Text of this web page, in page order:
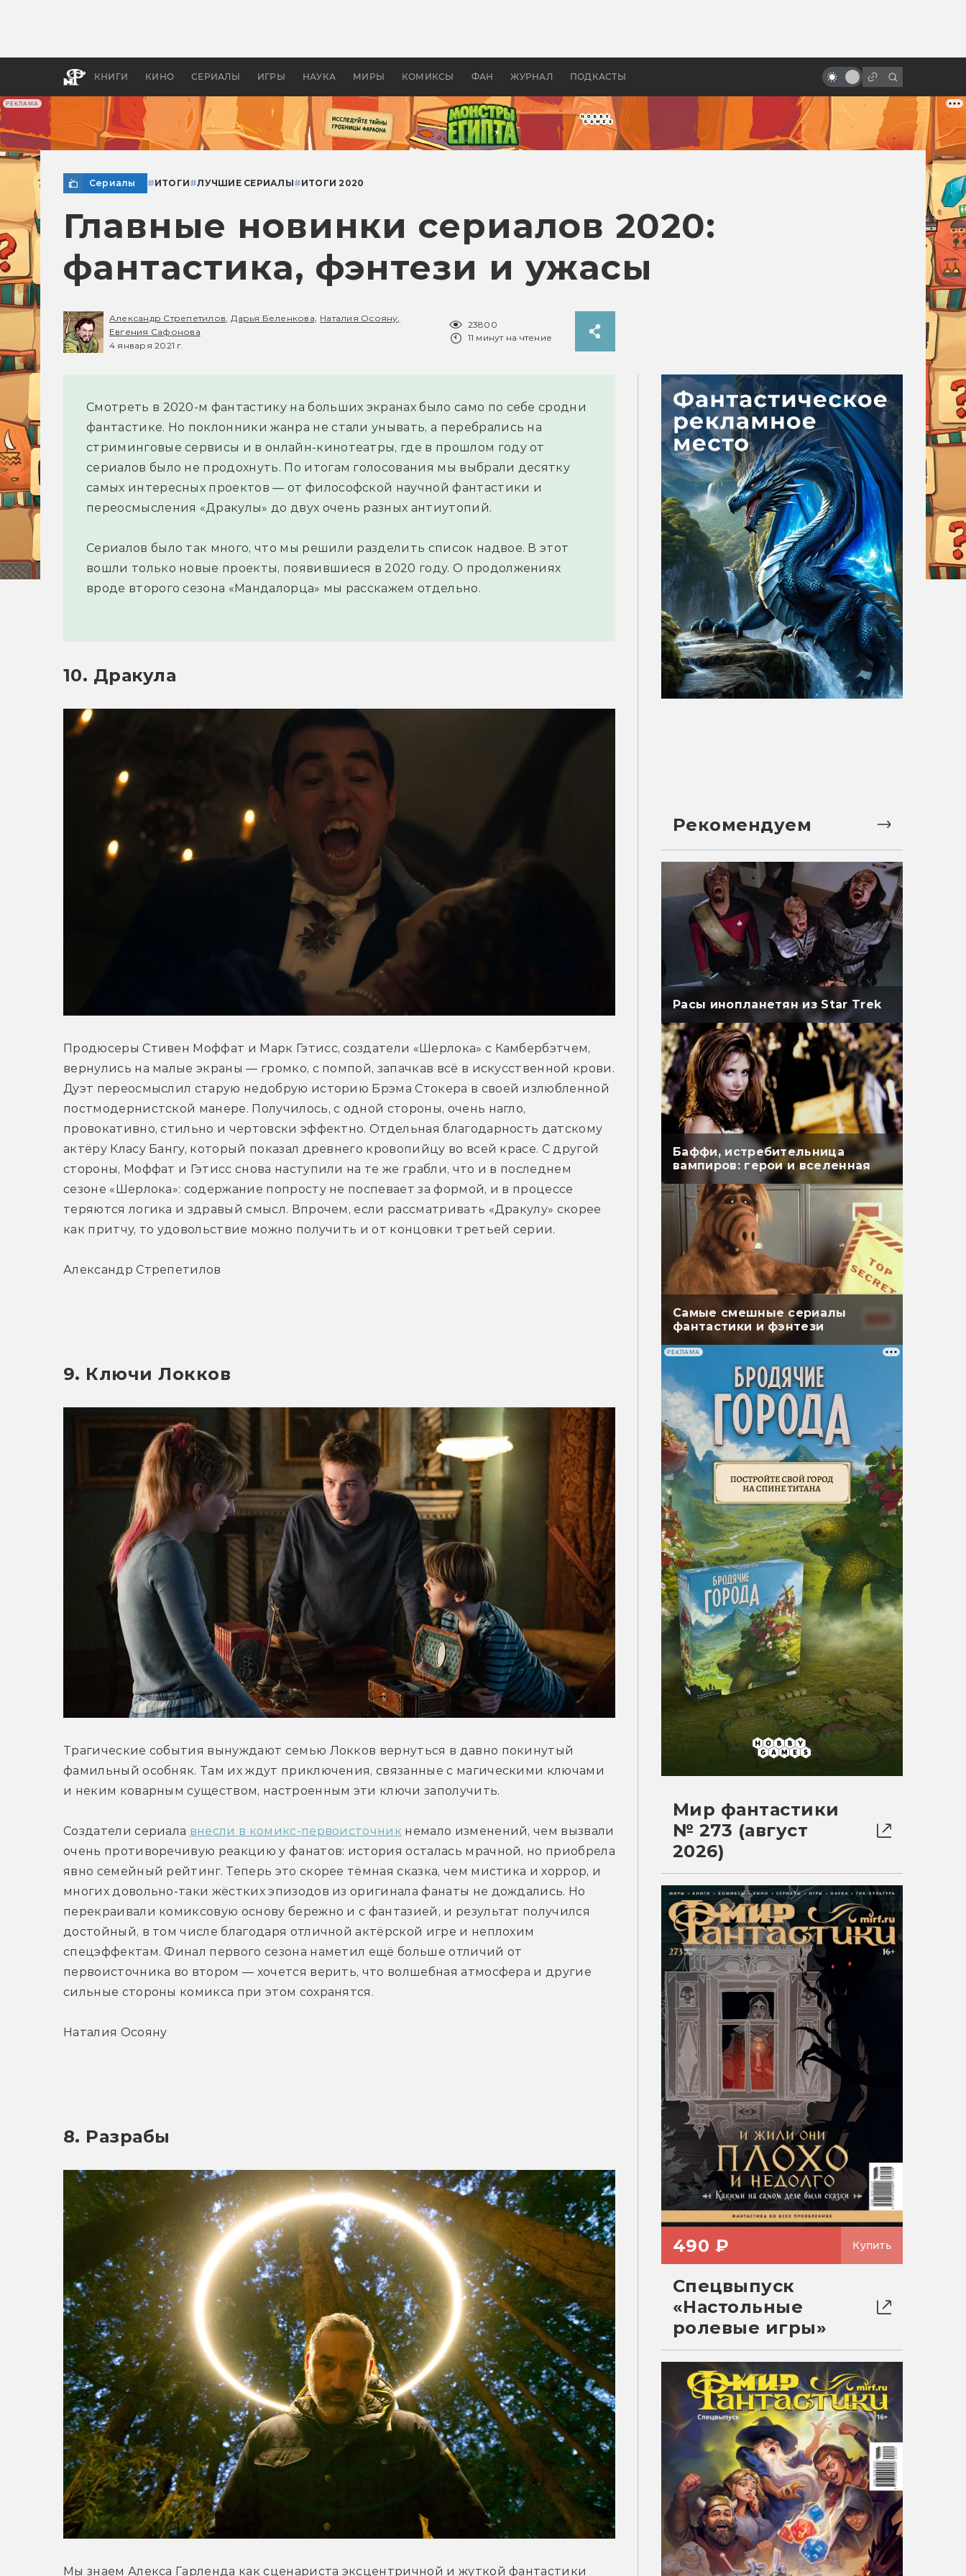
РЕКЛАМА
КНИГИ КИНО СЕРИАЛЫ ИГРЫ НАУКА МИРЫ КОМИКСЫ ФАН ЖУРНАЛ ПОДКАСТЫ
апокалипсис, в России —
бы «Властелина колец»
«Люди Икс»: всё о фильмах серии
Сериалы #ИТОГИ#ЛУЧШИЕ СЕРИАЛЫ#ИТОГИ 2020
Главные новинки сериалов 2020:
фантастика, фэнтези и ужасы
Александр Стрепетилов, Дарья Беленкова, Наталия Осояну,
Евгения Сафонова
4 января 2021 г.
23800
11 минут на чтение
Смотреть в 2020-м фантастику на больших экранах было само по себе сродни
фантастике. Но поклонники жанра не стали унывать, а перебрались на
стриминговые сервисы и в онлайн-кинотеатры, где в прошлом году от
сериалов было не продохнуть. По итогам голосования мы выбрали десятку
самых интересных проектов — от философской научной фантастики и
переосмысления «Дракулы» до двух очень разных антиутопий.
Сериалов было так много, что мы решили разделить список надвое. В этот
вошли только новые проекты, появившиеся в 2020 году. О продолжениях
вроде второго сезона «Мандалорца» мы расскажем отдельно.
10. Дракула
Продюсеры Стивен Моффат и Марк Гэтисс, создатели «Шерлока» с Камбербэтчем,
вернулись на малые экраны — громко, с помпой, запачкав всё в искусственной крови.
Дуэт переосмыслил старую недобрую историю Брэма Стокера в своей излюбленной
постмодернистской манере. Получилось, с одной стороны, очень нагло,
провокативно, стильно и чертовски эффектно. Отдельная благодарность датскому
актёру Класу Бангу, который показал древнего кровопийцу во всей красе. С другой
стороны, Моффат и Гэтисс снова наступили на те же грабли, что и в последнем
сезоне «Шерлока»: содержание попросту не поспевает за формой, и в процессе
теряются логика и здравый смысл. Впрочем, если рассматривать «Дракулу» скорее
как притчу, то удовольствие можно получить и от концовки третьей серии.
Александр Стрепетилов
9. Ключи Локков
Трагические события вынуждают семью Локков вернуться в давно покинутый
фамильный особняк. Там их ждут приключения, связанные с магическими ключами
и неким коварным существом, настроенным эти ключи заполучить.
Создатели сериала внесли в комикс-первоисточник немало изменений, чем вызвали
очень противоречивую реакцию у фанатов: история осталась мрачной, но приобрела
явно семейный рейтинг. Теперь это скорее тёмная сказка, чем мистика и хоррор, и
многих довольно-таки жёстких эпизодов из оригинала фанаты не дождались. Но
перекраивали комиксовую основу бережно и с фантазией, и результат получился
достойный, в том числе благодаря отличной актёрской игре и неплохим
спецэффектам. Финал первого сезона наметил ещё больше отличий от
первоисточника во втором — хочется верить, что волшебная атмосфера и другие
сильные стороны комикса при этом сохранятся.
Наталия Осояну
8. Разрабы
Мы знаем Алекса Гарленда как сценариста эксцентричной и жуткой фантастики
Рекомендуем
Расы инопланетян из Star Trek
Баффи, истребительница
вампиров: герои и вселенная
Самые смешные сериалы
фантастики и фэнтези
РЕКЛАМА
Мир фантастики
№ 273 (август
2026)
490 ₽ Купить
Спецвыпуск
«Настольные
ролевые игры»